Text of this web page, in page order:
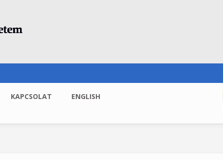
KAPCSOLAT
ENGLISH